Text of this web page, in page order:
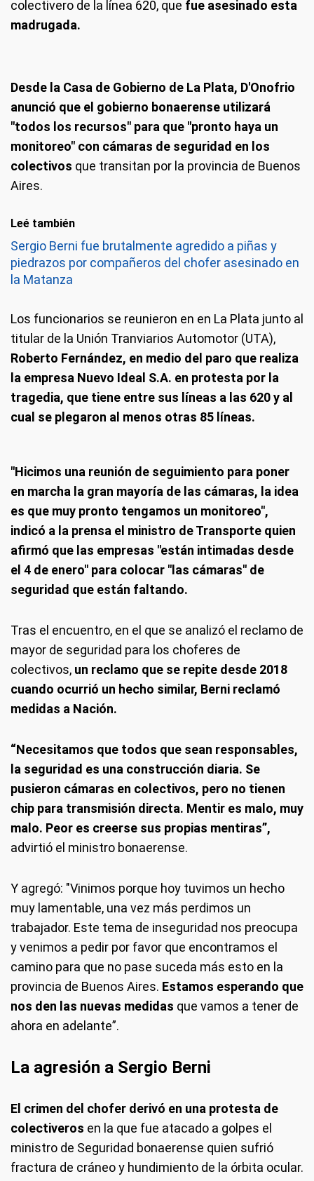
colectivero de la línea 620, que fue asesinado esta
madrugada.
Desde la Casa de Gobierno de La Plata, D'Onofrio
anunció que el gobierno bonaerense utilizará
"todos los recursos" para que "pronto haya un
monitoreo" con cámaras de seguridad en los
colectivos que transitan por la provincia de Buenos
Aires.
Leé también
Sergio Berni fue brutalmente agredido a piñas y
piedrazos por compañeros del chofer asesinado en
la Matanza
Los funcionarios se reunieron en en La Plata junto al
titular de la Unión Tranviarios Automotor (UTA),
Roberto Fernández, en medio del paro que realiza
la empresa Nuevo Ideal S.A. en protesta por la
tragedia, que tiene entre sus líneas a las 620 y al
cual se plegaron al menos otras 85 líneas.
"Hicimos una reunión de seguimiento para poner
en marcha la gran mayoría de las cámaras, la idea
es que muy pronto tengamos un monitoreo",
indicó a la prensa el ministro de Transporte quien
afirmó que las empresas "están intimadas desde
el 4 de enero" para colocar "las cámaras" de
seguridad que están faltando.
Tras el encuentro, en el que se analizó el reclamo de
mayor de seguridad para los choferes de
colectivos, un reclamo que se repite desde 2018
cuando ocurrió un hecho similar, Berni reclamó
medidas a Nación.
“Necesitamos que todos que sean responsables,
la seguridad es una construcción diaria. Se
pusieron cámaras en colectivos, pero no tienen
chip para transmisión directa. Mentir es malo, muy
malo. Peor es creerse sus propias mentiras”,
advirtió el ministro bonaerense.
Y agregó: "Vinimos porque hoy tuvimos un hecho
muy lamentable, una vez más perdimos un
trabajador. Este tema de inseguridad nos preocupa
y venimos a pedir por favor que encontramos el
camino para que no pase suceda más esto en la
provincia de Buenos Aires. Estamos esperando que
nos den las nuevas medidas que vamos a tener de
ahora en adelante”.
La agresión a Sergio Berni
El crimen del chofer derivó en una protesta de
colectiveros en la que fue atacado a golpes el
ministro de Seguridad bonaerense quien sufrió
fractura de cráneo y hundimiento de la órbita ocular.